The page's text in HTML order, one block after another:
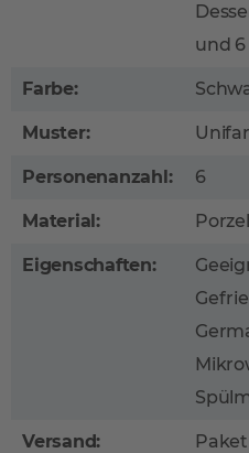
und
Farbe:
Muster:
Personenanzahl: 6
Material:
Eigenschaften:
Versand: